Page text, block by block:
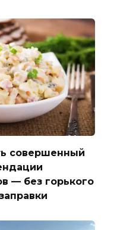
совершенный
— без горького